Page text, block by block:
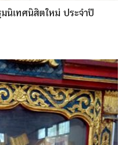
นิเทศนิสิตใหม่ ประจำปี